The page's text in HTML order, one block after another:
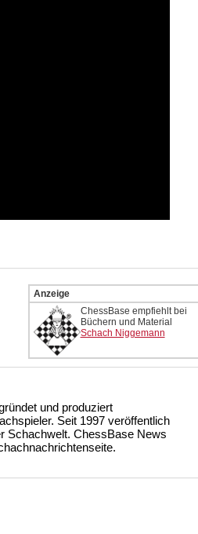
Anzeige
ChessBase empfiehlt bei
Büchern und Material
Schach Niggemann
und produziert
Seit 1997 veröffentlich
Schachwelt. ChessBase News